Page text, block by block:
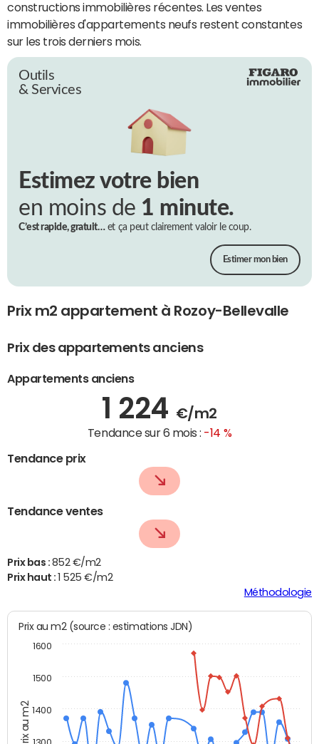
constructions immobilières récentes. Les ventes
immobilières d'appartements neufs restent constantes
sur les trois derniers mois.
Outils
& Services
Estimez votre bien
en moins de 1 minute.
C’est rapide, gratuit…et ça peut clairement valoir le coup.
Estimer mon bien
Prix m2 appartement à Rozoy-Bellevalle
Prix des appartements anciens
Appartements anciens
1 224 €/m2
Tendance sur 6 mois : -14 %
Tendance prix
Tendance ventes
Prix bas : 852 €/m2
Prix haut :1 525 €/m2
Méthodologie
Prix au m2
Prix au m2 (source : estimations JDN)
1300
1400
1500
1600